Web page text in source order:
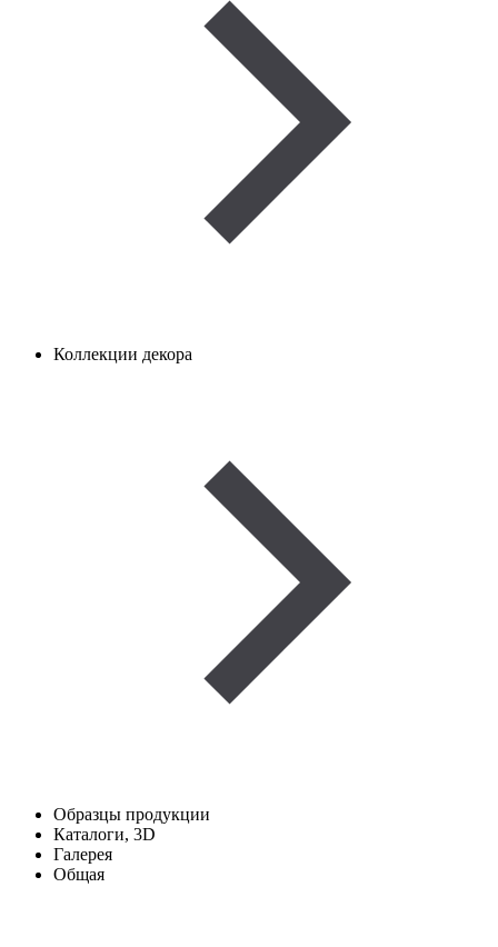
Коллекции декора
Образцы продукции
Каталоги, 3D
Галерея
Общая